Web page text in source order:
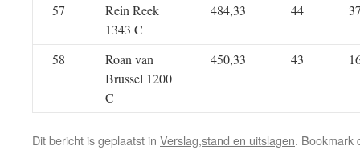
57
Rein Reek
1343 C
484,33 44
58
Roan van
Brussel 1200
C
450,33 43
Dit bericht is geplaatst in Verslag,stand en uitslagen. Bookmark